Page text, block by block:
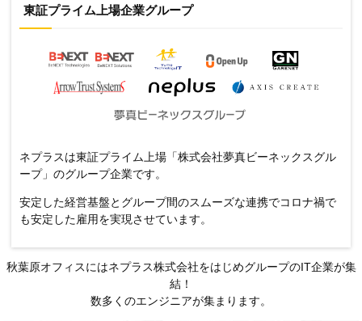
東証プライム上場企業グループ
ネプラスは東証プライム上場「株式会社夢真ビーネックスグル
ープ」のグループ企業です。
安定した経営基盤とグループ間のスムーズな連携でコロナ禍で
も安定した雇用を実現させています。
秋葉原オフィスにはネプラス株式会社をはじめグループのIT企業が集
結！
数多くのエンジニアが集まります。